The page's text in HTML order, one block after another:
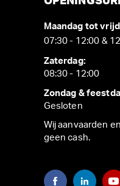
Maandag tot
07:30 - 12:00 &
Zaterdag:
08:30 - 12:00
Zondag &
Gesloten
Wij aanvaarden
geen cash.